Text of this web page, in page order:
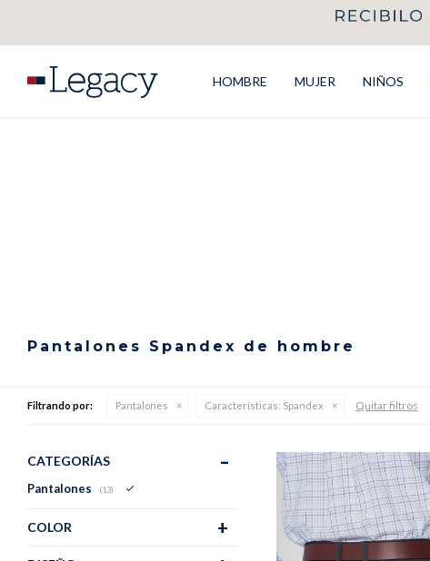
HOMBRE MUJER NIÑOS
Pantalones Spandex de hombre
Filtrando por: Pantalones Características: Spandex Quitar filtros
CATEGORÍAS
Pantalones (13)
COLOR